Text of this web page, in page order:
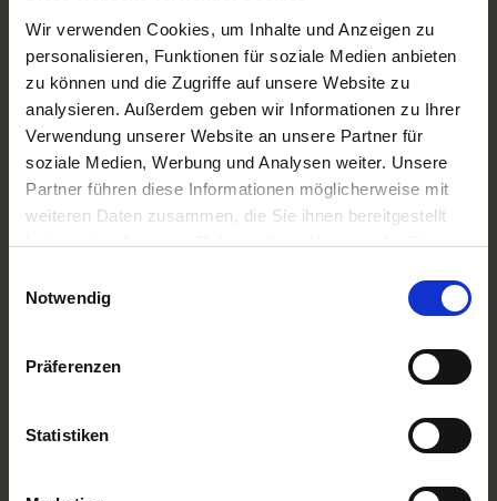
Wir verwenden Cookies, um Inhalte und Anzeigen zu
personalisieren, Funktionen für soziale Medien anbieten
zu können und die Zugriffe auf unsere Website zu
analysieren. Außerdem geben wir Informationen zu Ihrer
Verwendung unserer Website an unsere Partner für
soziale Medien, Werbung und Analysen weiter. Unsere
Partner führen diese Informationen möglicherweise mit
weiteren Daten zusammen, die Sie ihnen bereitgestellt
haben oder die sie im Rahmen Ihrer Nutzung der Dienste
Notwendig
Präferenzen
Statistiken
Phoenix Flussreisen
Nicko Cruises Flussreisen
PLANTOURS Kreuzfahrten
AMADEUS Flusskreuzfahrten
1AVista Flussreisen
TOP Reiseziele
Flussreisen Deutschland
Flusskreuzfahrt Frankreich
Nilkreuzfahrt
MS Alina
nickoVISION